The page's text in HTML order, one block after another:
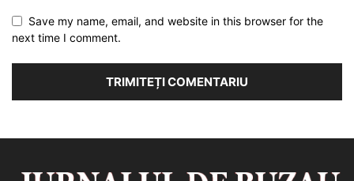
Save my name, email, and website in this browser for the
next time I comment.